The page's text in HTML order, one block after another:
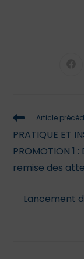
Article
PRATIQUE ET
PROMOTION
remise des
Lancement